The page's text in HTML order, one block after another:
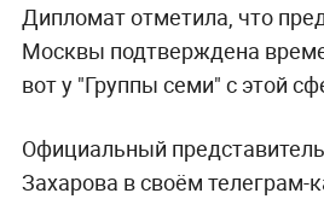
Дипломат отметила, что
Москвы подтверждена
вот у "Группы семи" с этой
Официальный
Захарова в своём телеграм-